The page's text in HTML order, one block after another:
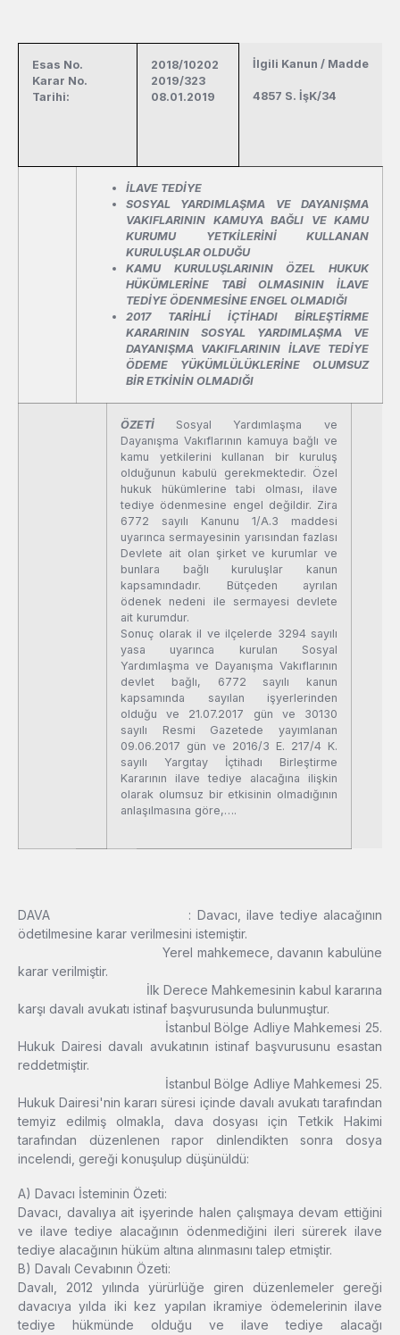
Esas No.
Karar No.
Tarihi:
2018/10202
2019/323
08.01.2019
İlgili Kanun / Madde
4857 S. İşK/34
İLAVE TEDİYE
SOSYAL YARDIMLAŞMA VE DAYANIŞMA
VAKIFLARININ KAMUYA BAĞLI VE KAMU
KURUMU YETKİLERİNİ KULLANAN
KURULUŞLAR OLDUĞU
KAMU KURULUŞLARININ ÖZEL HUKUK
HÜKÜMLERİNE TABİ OLMASININ İLAVE
TEDİYE ÖDENMESİNE ENGEL OLMADIĞI
2017 TARİHLİ İÇTİHADI BİRLEŞTİRME
KARARININ SOSYAL YARDIMLAŞMA VE
DAYANIŞMA VAKIFLARININ İLAVE TEDİYE
ÖDEME YÜKÜMLÜLÜKLERİNE OLUMSUZ
BİR ETKİNİN OLMADIĞI
ÖZETİ Sosyal Yardımlaşma ve
Dayanışma Vakıflarının kamuya bağlı ve
kamu yetkilerini kullanan bir kuruluş
olduğunun kabulü gerekmektedir. Özel
hukuk hükümlerine tabi olması, ilave
tediye ödenmesine engel değildir. Zira
6772 sayılı Kanunu 1/A.3 maddesi
uyarınca sermayesinin yarısından fazlası
Devlete ait olan şirket ve kurumlar ve
bunlara bağlı kuruluşlar kanun
kapsamındadır. Bütçeden ayrılan
ödenek nedeni ile sermayesi devlete
ait kurumdur.
Sonuç olarak il ve ilçelerde 3294 sayılı
yasa uyarınca kurulan Sosyal
Yardımlaşma ve Dayanışma Vakıflarının
devlet bağlı, 6772 sayılı kanun
kapsamında sayılan işyerlerinden
olduğu ve 21.07.2017 gün ve 30130
sayılı Resmi Gazetede yayımlanan
09.06.2017 gün ve 2016/3 E. 217/4 K.
sayılı Yargıtay İçtihadı Birleştirme
Kararının ilave tediye alacağına ilişkin
olarak olumsuz bir etkisinin olmadığının
anlaşılmasına göre,….
DAVA : Davacı, ilave tediye alacağının
ödetilmesine karar verilmesini istemiştir.
Yerel mahkemece, davanın kabulüne
karar verilmiştir.
İlk Derece Mahkemesinin kabul kararına
karşı davalı avukatı istinaf başvurusunda bulunmuştur.
İstanbul Bölge Adliye Mahkemesi 25.
Hukuk Dairesi davalı avukatının istinaf başvurusunu esastan
reddetmiştir.
İstanbul Bölge Adliye Mahkemesi 25.
Hukuk Dairesi'nin kararı süresi içinde davalı avukatı tarafından
temyiz edilmiş olmakla, dava dosyası için Tetkik Hakimi
tarafından düzenlenen rapor dinlendikten sonra dosya
incelendi, gereği konuşulup düşünüldü:
A) Davacı İsteminin Özeti:
Davacı, davalıya ait işyerinde halen çalışmaya devam ettiğini
ve ilave tediye alacağının ödenmediğini ileri sürerek ilave
tediye alacağının hüküm altına alınmasını talep etmiştir.
B) Davalı Cevabının Özeti:
Davalı, 2012 yılında yürürlüğe giren düzenlemeler gereği
davacıya yılda iki kez yapılan ikramiye ödemelerinin ilave
tediye hükmünde olduğu ve ilave tediye alacağı